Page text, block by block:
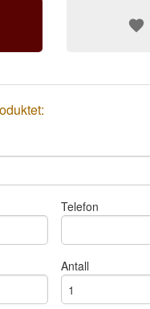
Telefon
Antall